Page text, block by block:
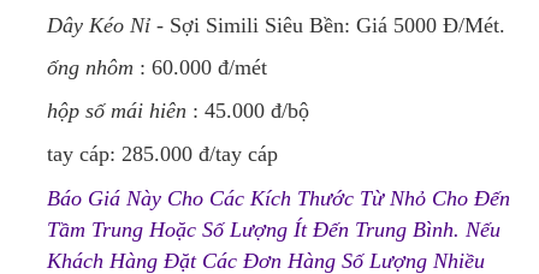
Dây Kéo Nỉ - Sợi Simili Siêu Bền: Giá 5000 Đ/Mét.
ống nhôm : 60.000 đ/mét
hộp số mái hiên : 45.000 đ/bộ
tay cáp: 285.000 đ/tay cáp
Báo Giá Này Cho Các Kích Thước Từ Nhỏ Cho Đến
Tầm Trung Hoặc Số Lượng Ít Đến Trung Bình. Nếu
Khách Hàng Đặt Các Đơn Hàng Số Lượng Nhiều